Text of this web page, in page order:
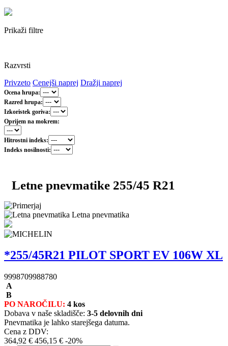
Prikaži filtre
Razvrsti
Privzeto Cenejši naprej Dražji naprej
Ocena hrupa:
Razred hrupa:
Izkoristek goriva:
Oprijem na mokrem:
Hitrostni indeks:
Indeks nosilnosti:
Letne pnevmatike 255/45 R21
Letna pnevmatika
*255/45R21 PILOT SPORT EV 106W XL
9998709988780
A
B
PO NAROČILU: 4 kos
Dobava v naše skladišče: 3-5 delovnih dni
Pnevmatika je lahko starejšega datuma.
Cena z DDV:
364,92 € 456,15 € -20%